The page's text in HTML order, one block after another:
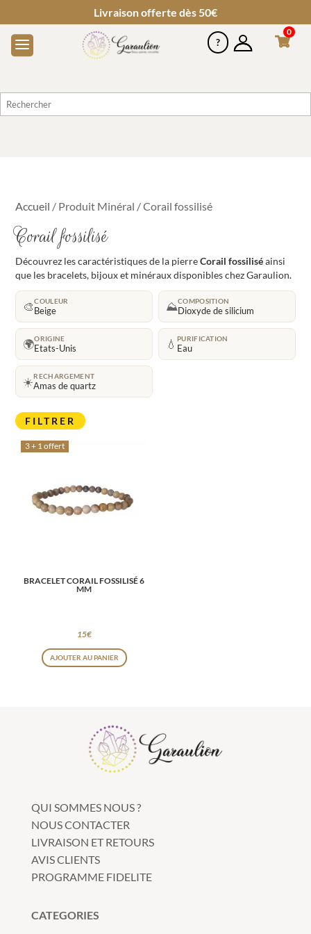
Livraison offerte dès 50€
0
Accueil / Produit Minéral / Corail fossilisé
Corail fossilisé
Découvrez les caractéristiques de la pierreCorail fossiliséainsi
que les bracelets, bijoux et minéraux disponibles chez Garaulion.
🎨COULEUR
Beige ⛰️COMPOSITION
Dioxyde de silicium
🌍ORIGINE
Etats-Unis 💧 PURIFICATION
Eau
☀️RECHARGEMENT
Amas de quartz
FILTRER
3 + 1 offert
BRACELET CORAIL FOSSILISÉ 6
MM
15€
AJOUTER AU PANIER
QUI SOMMES NOUS ?
NOUS CONTACTER
LIVRAISON ET RETOURS
AVIS CLIENTS
PROGRAMME FIDELITE
CATEGORIES